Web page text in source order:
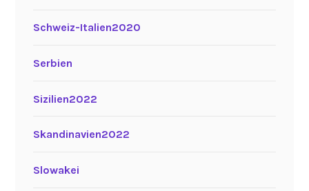
Schweiz-Italien2020
Serbien
Sizilien2022
Skandinavien2022
Slowakei